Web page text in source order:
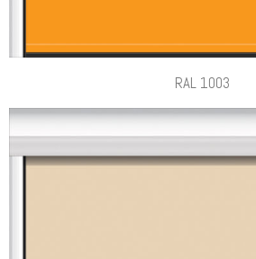
RAL 1003